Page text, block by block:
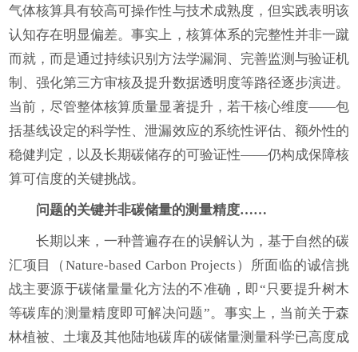
气体核算具有较高可操作性与技术成熟度，但实践表明该
认知存在明显偏差。事实上，核算体系的完整性并非一蹴
而就，而是通过持续识别方法学漏洞、完善监测与验证机
制、强化第三方审核及提升数据透明度等路径逐步演进。
当前，尽管整体核算质量显著提升，若干核心维度——包
括基线设定的科学性、泄漏效应的系统性评估、额外性的
稳健判定，以及长期碳储存的可验证性——仍构成保障核
算可信度的关键挑战。
问题的关键并非碳储量的测量精度……
长期以来，一种普遍存在的误解认为，基于自然的碳
汇项目（Nature-based Carbon Projects）所面临的诚信挑
战主要源于碳储量量化方法的不准确，即“只要提升树木
等碳库的测量精度即可解决问题”。事实上，当前关于森
林植被、土壤及其他陆地碳库的碳储量测量科学已高度成